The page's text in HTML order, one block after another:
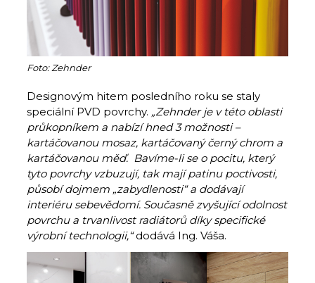
Foto: Zehnder
Designovým hitem posledního roku se staly
speciální PVD povrchy. „Zehnder je v této oblasti
průkopníkem a nabízí hned 3 možnosti –
kartáčovanou mosaz, kartáčovaný černý chrom a
kartáčovanou měď. Bavíme-li se o pocitu, který
tyto povrchy vzbuzují, tak mají patinu poctivosti,
působí dojmem „zabydlenosti“ a dodávají
interiéru sebevědomí. Současně zvyšující odolnost
povrchu a trvanlivost radiátorů díky specifické
výrobní technologii,“dodává Ing. Váša.